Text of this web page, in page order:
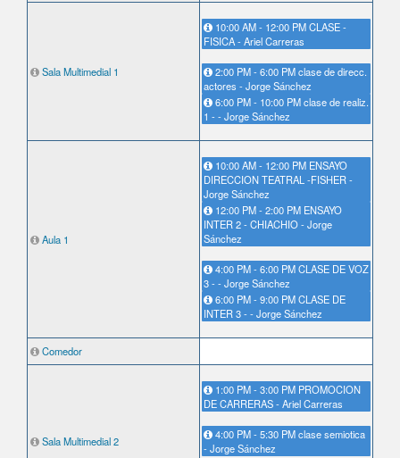
Sala Multimedial 1
10:00 AM - 12:00 PM CLASE -
FISICA - Ariel Carreras
2:00 PM - 6:00 PM clase de direcc.
actores - Jorge Sánchez
6:00 PM - 10:00 PM clase de realiz.
1 - - Jorge Sánchez
Aula 1
10:00 AM - 12:00 PM ENSAYO
DIRECCION TEATRAL -FISHER -
Jorge Sánchez
12:00 PM - 2:00 PM ENSAYO
INTER 2 - CHIACHIO - Jorge
Sánchez
4:00 PM - 6:00 PM CLASE DE VOZ
3 - - Jorge Sánchez
6:00 PM - 9:00 PM CLASE DE
INTER 3 - - Jorge Sánchez
Comedor
Sala Multimedial 2
1:00 PM - 3:00 PM PROMOCION
DE CARRERAS - Ariel Carreras
4:00 PM - 5:30 PM clase semiotica
- Jorge Sánchez